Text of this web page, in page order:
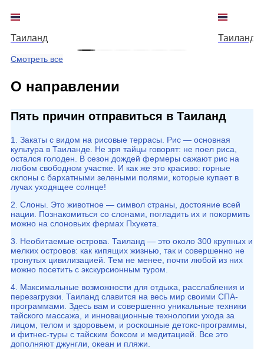
Таиланд Таиланд
Смотреть все
О направлении
Пять причин отправиться в Таиланд
1. Закаты с видом на рисовые террасы. Рис — основная
культура в Таиланде. Не зря тайцы говорят: не поел риса,
остался голоден. В сезон дождей фермеры сажают рис на
любом свободном участке. И как же это красиво: горные
склоны с бархатными зелеными полями, которые купает в
лучах уходящее солнце!
2. Слоны. Это животное — символ страны, достояние всей
нации. Познакомиться со слонами, погладить их и покормить
можно на слоновьих фермах Пхукета.
3. Необитаемые острова. Таиланд — это около 300 крупных и
мелких островов: как кипящих жизнью, так и совершенно не
тронутых цивилизацией. Тем не менее, почти любой из них
можно посетить с экскурсионным туром.
4. Максимальные возможности для отдыха, расслабления и
перезагрузки. Таиланд славится на весь мир своими СПА-
программами. Здесь вам и совершенно уникальные техники
тайского массажа, и инновационные технологии ухода за
лицом, телом и здоровьем, и роскошные детокс-программы,
и фитнес-туры с тайским боксом и медитацией. Все это
дополняют джунгли, океан и пляжи.